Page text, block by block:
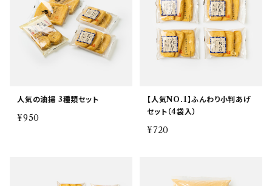
人気の油揚 3種類セット
¥950
【人気NO.1】ふんわり小判あげ
セット（4袋入）
¥720